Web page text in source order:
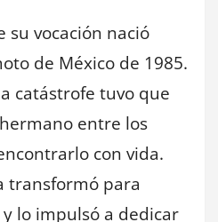
su vocación nació
de México de 1985.
catástrofe tuvo que
entre los
con vida.
transformó para
lo impulsó a dedicar